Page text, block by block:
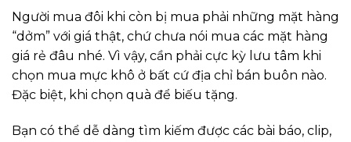
Người mua đôi khi còn bị mua phải những mặt hàng
“dởm” với giá thật, chứ chưa nói mua các mặt hàng
giá rẻ đâu nhé. Vì vậy, cần phải cực kỳ lưu tâm khi
chọn mua mực khô ở bất cứ địa chỉ bán buôn nào.
Đặc biệt, khi chọn quà để biếu tặng.
Bạn có thể dễ dàng tìm kiếm được các bài báo, clip,